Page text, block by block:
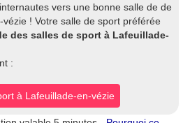
vers une bonne salle de de
! Votre salle de sport préférée
des salles de sport à Lafeuillade-
:
à Lafeuillade-en-vézie